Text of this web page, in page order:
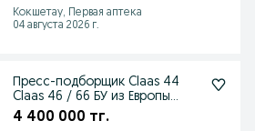
Кокшетау, Первая аптека
04 августа 2026 г.
Пресс-подборщик Claas 44
Claas 46 / 66 БУ из Европы
после кап. ремонта
4 400 000 тг.